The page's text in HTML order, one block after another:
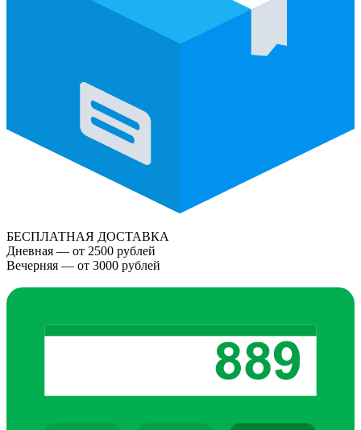
БЕСПЛАТНАЯ ДОСТАВКА
Дневная — от 2500 рублей
Вечерняя — от 3000 рублей